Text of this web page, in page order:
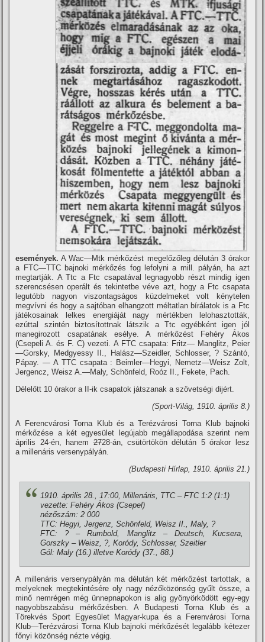
események. A Wac—Mtk mérkőzést megelőzőleg délután 3 órakor
a FTC—TTC bajnoki mérkőzés fog lefolyni a mill. pályán, ha azt
megtartják. A Ttc a Ftc csapatával legnagyobb részt mindig igen
szerencsésen operált és tekintetbe véve azt, hogy a Ftc csapata
legutóbb nagyon viszontagságos küzdelmeket volt kénytelen
megví­vni és hogy a sajtóban elhangzott méltatlan bí­rálatok is a Ftc
játékosainak lelkes energiáját nagy mértékben lelohasztották,
ezúttal szintén biztosí­tottnak látszik a Ttc egyébként igen jól
manegirozott csapatának esélye. A mérkőzést Fehéry Ákos
(Csepeli A. és F. C) vezeti. A FTC csapata: Fritz— Manglitz, Peier
—Gorsky, Medgyessy II., Halász—Szeidler, Schlosser, ? Szántó,
Pápay. — A TTC csapata : Beimler—Hegyi, Nemetz—Weisz Zolt,
Jergencz, Weisz A.—Maly, Schönfeld, Roóz II., Fekete, Pach.
Délelőtt 10 órakor a II-ik csapatok játszanak a szövetségi dijért.
(Sport-Világ, 1910. április 8.)
A Ferencvárosi Torna Klub és a Terézvárosi Torna Klub bajnoki
mérkőzése a két egyesület legújabb megállapodása szerint nem
április 24-én, hanem2728-án, csütörtökön délután 5 órakor lesz
a millenáris versenypályán.
(Budapesti Hí­rlap, 1910. április 21.)
1910. április 28., 17:00, Millenáris, TTC – FTC 1:2 (1:1)
vezette: Fehéry Ákos (Csepel)
nézőszám: 2 000
TTC: Hegyi, Jergenz, Schönfeld, Weisz II., Maly, ?
FTC: ? – Rumbold, Manglitz – Deutsch, Kucsera,
Gorszky – Weisz, ?, Koródy, Schlosser, Szeitler
Gól: Maly (16.) illetve Koródy (37., 88.)
A millenáris versenypályán ma délután két mérkőzést tartottak, a
melyeknek megtekintésére oly nagy nézőközönség gyűlt össze, a
minő nemrégen még ünnepnapokon is alig gyönyörködött egy-egy
nagyobbszabásu mérkőzésben. A Budapesti Torna Klub és a
Törekvés Sport Egyesület Magyar-kupa és a Ferenvárosi Torna
Klub—Terézvárosi Torna Klub bajnoki mérkőzését legalább kétezer
főnyi közönség nézte végig.